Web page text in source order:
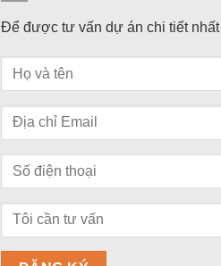
Để được tư vấn dự án chi tiết nhất